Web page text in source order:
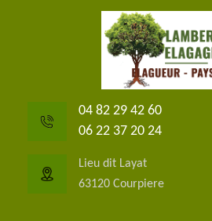
04 82 29 42 60
06 22 37 20 24
Lieu dit Layat
63120 Courpiere